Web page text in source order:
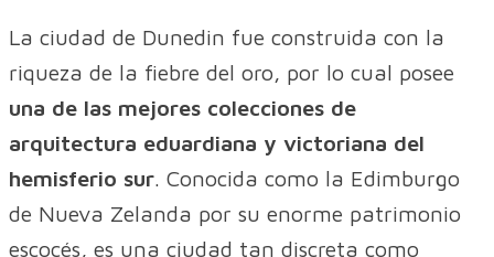
La ciudad de Dunedin fue construida con la
riqueza de la fiebre del oro, por lo cual posee
una de las mejores colecciones de
arquitectura eduardiana y victoriana del
hemisferio sur. Conocida como la Edimburgo
de Nueva Zelanda por su enorme patrimonio
escocés, es una ciudad tan discreta como